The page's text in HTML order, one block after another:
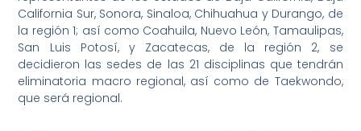
California Sur, Sonora, Sinaloa, Chihuahua y Durango, de
la región 1; así como Coahuila, Nuevo León, Tamaulipas,
San Luis Potosí, y Zacatecas, de la región 2, se
decidieron las sedes de las 21 disciplinas que tendrán
eliminatoria macro regional, así como de Taekwondo,
que será regional.